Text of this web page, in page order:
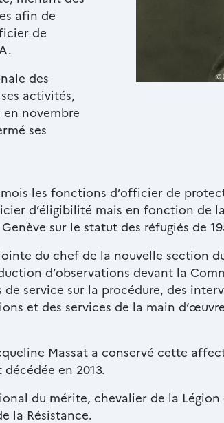
afin de
de
des
activités,
en novembre
ses
©
les fonctions d’officier de
d’éligibilité mais en fonction de
sur le statut des réfugiés de
du chef de la nouvelle section
d’observations devant la
service sur la procédure, des
et des services de la main
Massat a conservé cette
en 2013.
du mérite, chevalier de la Légion
la Résistance.